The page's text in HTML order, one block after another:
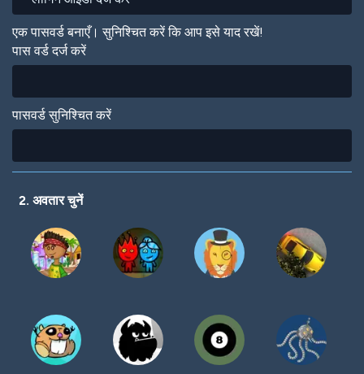
एक पासवर्ड बनाएँ। सुनिश्चित करें कि आप इसे याद रखें!
पास वर्ड दर्ज करें
पासवर्ड सुनिश्चित करें
2. अवतार चुनें